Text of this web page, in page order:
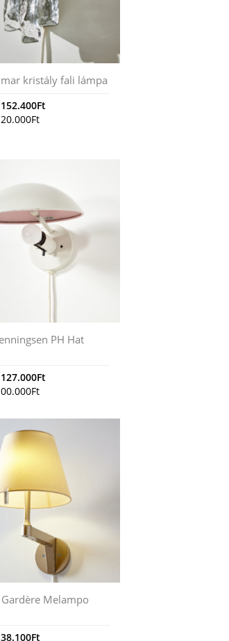
kristály fali lámpa
152.400Ft
Ft
PH Hat
127.000Ft
Ft
Melampo
38.100Ft